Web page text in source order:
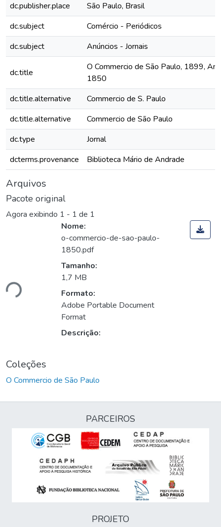
dc.publisher.place
São Paulo, Brasil
dc.subject
Comércio - Periódicos
dc.subject
Anúncios - Jornais
dc.title
O Commercio de São Paulo, 1899,
1850
dc.title.alternative
Commercio de S. Paulo
dc.title.alternative
Commercio de São Paulo
dc.type
Jornal
dcterms.provenance
Biblioteca Mário de Andrade
Arquivos
Pacote original
Agora exibindo 1 - 1 de 1
Nome:
o-commercio-de-sao-paulo-
1850.pdf
Tamanho:
1,7 MB
Formato:
Adobe Portable Document
Format
Descrição:
Coleções
O Commercio de São Paulo
PARCEIROS
PROJETO